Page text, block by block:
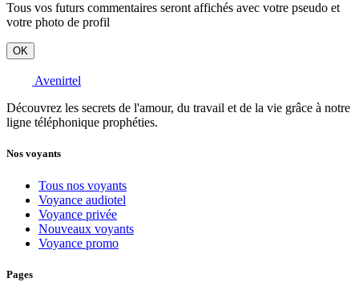
Tous vos futurs commentaires seront affichés avec votre pseudo et
votre photo de profil
OK
Avenirtel
Découvrez les secrets de l'amour, du travail et de la vie grâce à notre
ligne téléphonique prophéties.
Nos voyants
Tous nos voyants
Voyance audiotel
Voyance privée
Nouveaux voyants
Voyance promo
Pages